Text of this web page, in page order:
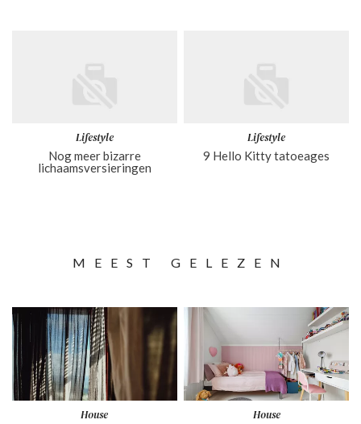
Lifestyle
Nog meer bizarre
lichaamsversieringen
Lifestyle
9 Hello Kitty tatoeages
MEEST GELEZEN
House House